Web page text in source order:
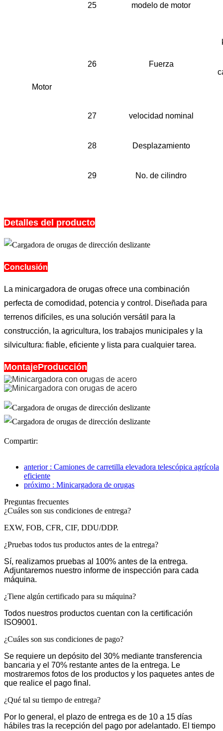
Motor
25 modelo de motor
26 Fuerza
27 velocidad nominal
28 Desplazamiento
29 No. de cilindro
Detalles del producto
Conclusión
La minicargadora de orugas ofrece una combinación
perfecta de comodidad, potencia y control. Diseñada para
terrenos difíciles, es una solución versátil para la
construcción, la agricultura, los trabajos municipales y la
silvicultura: fiable, eficiente y lista para cualquier tarea.
MontajeProducción
Compartir:
anterior : Camiones de carretilla elevadora telescópica agrícola
eficiente
próximo : Minicargadora de orugas
Preguntas frecuentes
¿Cuáles son sus condiciones de entrega?
EXW, FOB, CFR, CIF, DDU/DDP.
¿Pruebas todos tus productos antes de la entrega?
Sí, realizamos pruebas al 100% antes de la entrega.
Adjuntaremos nuestro informe de inspección para cada
máquina.
¿Tiene algún certificado para su máquina?
Todos nuestros productos cuentan con la certificación
ISO9001.
¿Cuáles son sus condiciones de pago?
Se requiere un depósito del 30% mediante transferencia
bancaria y el 70% restante antes de la entrega. Le
mostraremos fotos de los productos y los paquetes antes de
que realice el pago final.
¿Qué tal su tiempo de entrega?
Por lo general, el plazo de entrega es de 10 a 15 días
hábiles tras la recepción del pago por adelantado. El tiempo